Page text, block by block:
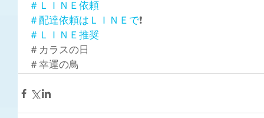
＃ＬＩＮＥ依頼
＃配達依頼はＬＩＮＥで❗
＃ＬＩＮＥ推奨
＃カラスの日
＃幸運の鳥